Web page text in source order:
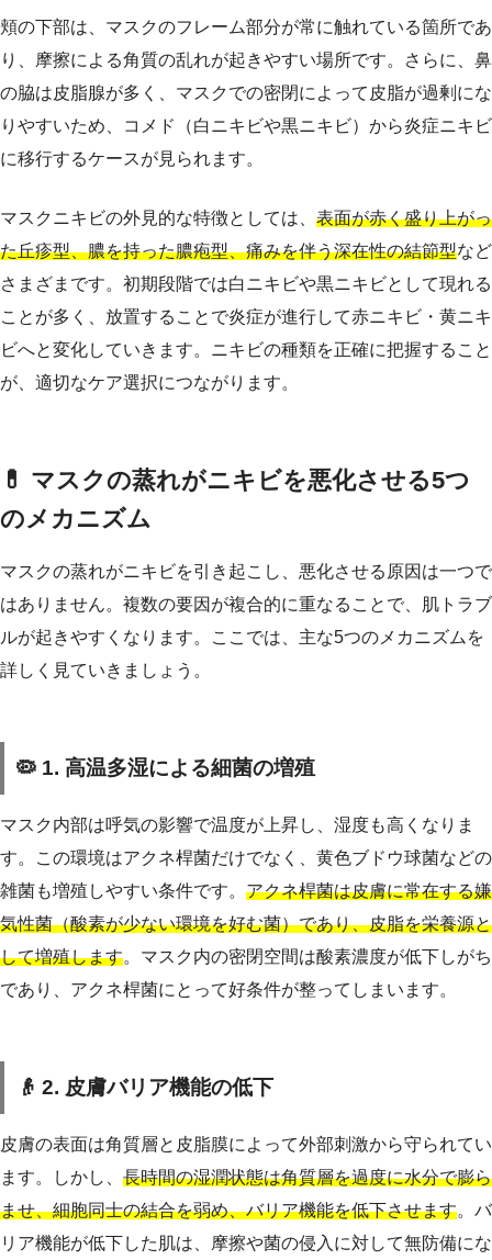
頬の下部は、マスクのフレーム部分が常に触れている箇所であ
り、摩擦による角質の乱れが起きやすい場所です。さらに、鼻
の脇は皮脂腺が多く、マスクでの密閉によって皮脂が過剰にな
りやすいため、コメド（白ニキビや黒ニキビ）から炎症ニキビ
に移行するケースが見られます。
マスクニキビの外見的な特徴としては、 表面が赤く盛り上がっ
た丘疹型、膿を持った膿疱型、痛みを伴う深在性の結節型など
さまざまです。初期段階では白ニキビや黒ニキビとして現れる
ことが多く、放置することで炎症が進行して赤ニキビ・黄ニキ
ビへと変化していきます。ニキビの種類を正確に把握すること
が、適切なケア選択につながります。
💊 マスクの蒸れがニキビを悪化させる5つ
のメカニズム
マスクの蒸れがニキビを引き起こし、悪化させる原因は一つで
はありません。複数の要因が複合的に重なることで、肌トラブ
ルが起きやすくなります。ここでは、主な5つのメカニズムを
詳しく見ていきましょう。
🦠 1. 高温多湿による細菌の増殖
マスク内部は呼気の影響で温度が上昇し、湿度も高くなりま
す。この環境はアクネ桿菌だけでなく、黄色ブドウ球菌などの
雑菌も増殖しやすい条件です。 アクネ桿菌は皮膚に常在する嫌
気性菌（酸素が少ない環境を好む菌）であり、皮脂を栄養源と
して増殖します。マスク内の密閉空間は酸素濃度が低下しがち
であり、アクネ桿菌にとって好条件が整ってしまいます。
👴 2. 皮膚バリア機能の低下
皮膚の表面は角質層と皮脂膜によって外部刺激から守られてい
ます。しかし、 長時間の湿潤状態は角質層を過度に水分で膨ら
ませ、細胞同士の結合を弱め、バリア機能を低下させます。バ
リア機能が低下した肌は、摩擦や菌の侵入に対して無防備にな